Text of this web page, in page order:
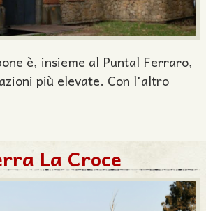
è, insieme al Puntal Ferraro,
più elevate. Con l'altro
La Croce